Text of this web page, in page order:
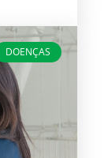
DOENÇAS